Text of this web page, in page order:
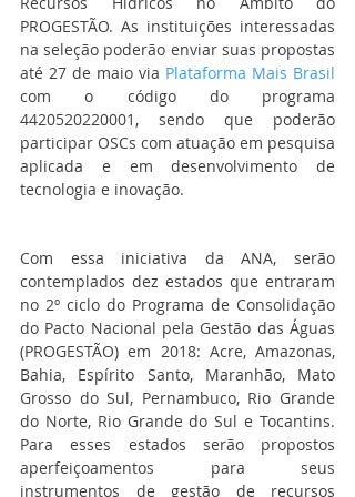
PROGESTÃO. As instituições interessadas
na seleção poderão enviar suas propostas
até 27 de maio via Plataforma Mais Brasil
com o código do programa
4420520220001, sendo que poderão
participar OSCs com atuação em pesquisa
aplicada e em desenvolvimento de
tecnologia e inovação.
Com essa iniciativa da ANA, serão
contemplados dez estados que entraram
no 2º ciclo do Programa de Consolidação
do Pacto Nacional pela Gestão das Águas
(PROGESTÃO) em 2018: Acre, Amazonas,
Bahia, Espírito Santo, Maranhão, Mato
Grosso do Sul, Pernambuco, Rio Grande
do Norte, Rio Grande do Sul e Tocantins.
Para esses estados serão propostos
aperfeiçoamentos para seus
instrumentos de gestão de recursos